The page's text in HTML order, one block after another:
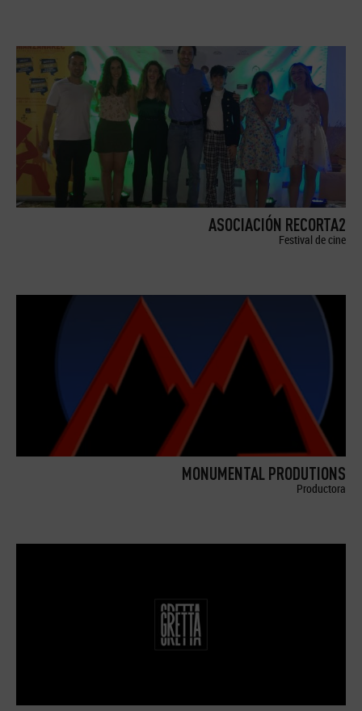
ASOCIACIÓN RECORTA2
Festival de cine
MONUMENTAL PRODUTIONS
Productora